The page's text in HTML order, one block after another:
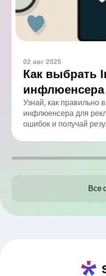
02 авг 2025
Как выбрать
5 ошибок,
избежать
Узнай, как правильно
инфлюенсера для
ошибок и получай
Все